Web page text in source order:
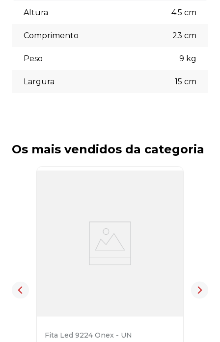
(5% off) cartões de crédito, boleto bancário. Você pode
escolher a opção que melhor se adapte às suas
Altura 4.5 cm
Comprimento 23 cm
Peso 9 kg
Largura 15 cm
Os mais vendidos da categoria
Fita Led 9224 Onex - UN